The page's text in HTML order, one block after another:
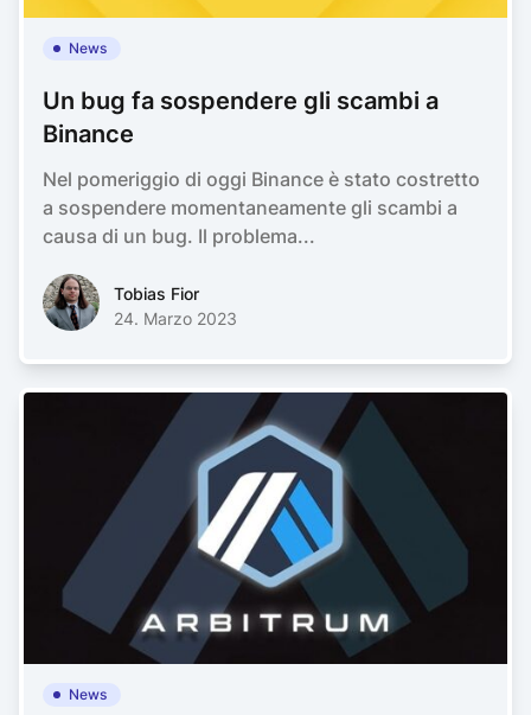
News
Un bug fa sospendere gli scambi a
Binance
Nel pomeriggio di oggi Binance è stato costretto
a sospendere momentaneamente gli scambi a
causa di un bug. Il problema...
Tobias FiorTobias Fior
Tobias Fior
24. Marzo 2023
News